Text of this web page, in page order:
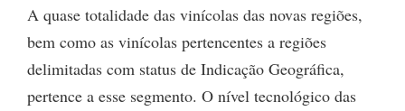
A quase totalidade das vinícolas das novas regiões,
bem como as vinícolas pertencentes a regiões
delimitadas com status de Indicação Geográfica,
pertence a esse segmento. O nível tecnológico das